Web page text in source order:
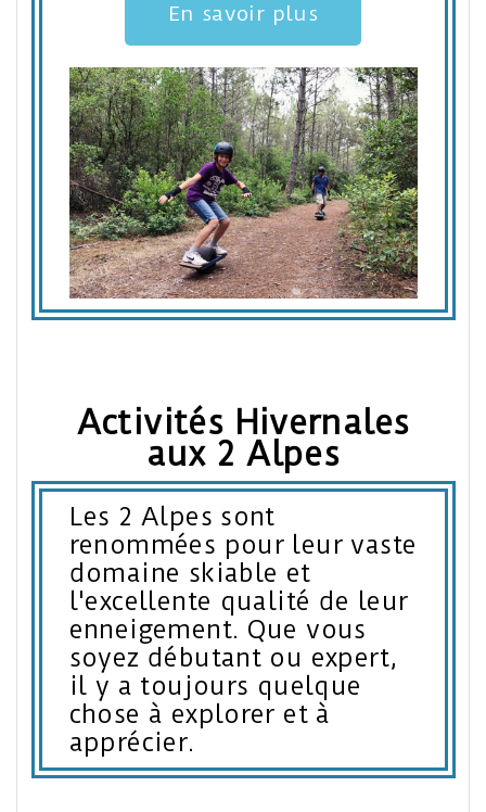
En savoir plus
Activités Hivernales
aux 2 Alpes
Les 2 Alpes sont
renommées pour leur vaste
domaine skiable et
l'excellente qualité de leur
enneigement. Que vous
soyez débutant ou expert,
il y a toujours quelque
chose à explorer et à
apprécier.